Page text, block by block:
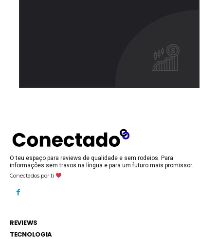
O teu espaço para reviews de qualidade e sem rodeios. Para
informações sem travos na língua e para um futuro mais promissor.
Conectados por ti
REVIEWS
TECNOLOGIA